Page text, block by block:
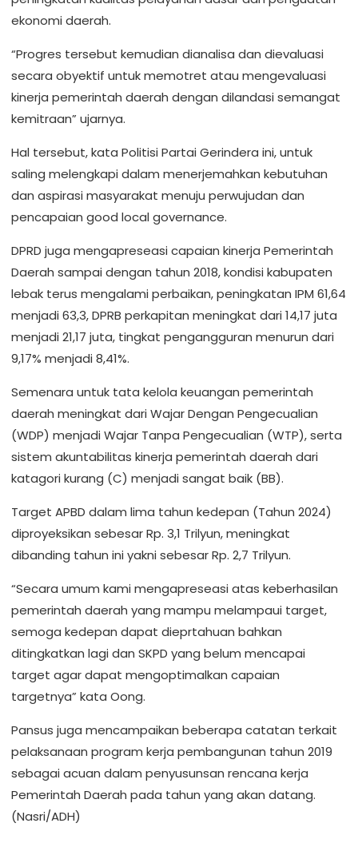
ekonomi daerah.
“Progres tersebut kemudian dianalisa dan dievaluasi
secara obyektif untuk memotret atau mengevaluasi
kinerja pemerintah daerah dengan dilandasi semangat
kemitraan” ujarnya.
Hal tersebut, kata Politisi Partai Gerindera ini, untuk
saling melengkapi dalam menerjemahkan kebutuhan
dan aspirasi masyarakat menuju perwujudan dan
pencapaian good local governance.
DPRD juga mengapreseasi capaian kinerja Pemerintah
Daerah sampai dengan tahun 2018, kondisi kabupaten
lebak terus mengalami perbaikan, peningkatan IPM 61,64
menjadi 63,3, DPRB perkapitan meningkat dari 14,17 juta
menjadi 21,17 juta, tingkat pengangguran menurun dari
9,17% menjadi 8,41%.
Semenara untuk tata kelola keuangan pemerintah
daerah meningkat dari Wajar Dengan Pengecualian
(WDP) menjadi Wajar Tanpa Pengecualian (WTP), serta
sistem akuntabilitas kinerja pemerintah daerah dari
katagori kurang (C) menjadi sangat baik (BB).
Target APBD dalam lima tahun kedepan (Tahun 2024)
diproyeksikan sebesar Rp. 3,1 Trilyun, meningkat
dibanding tahun ini yakni sebesar Rp. 2,7 Trilyun.
“Secara umum kami mengapreseasi atas keberhasilan
pemerintah daerah yang mampu melampaui target,
semoga kedepan dapat dieprtahuan bahkan
ditingkatkan lagi dan SKPD yang belum mencapai
target agar dapat mengoptimalkan capaian
targetnya” kata Oong.
Pansus juga mencampaikan beberapa catatan terkait
pelaksanaan program kerja pembangunan tahun 2019
sebagai acuan dalam penyusunsan rencana kerja
Pemerintah Daerah pada tahun yang akan datang.
(Nasri/ADH)